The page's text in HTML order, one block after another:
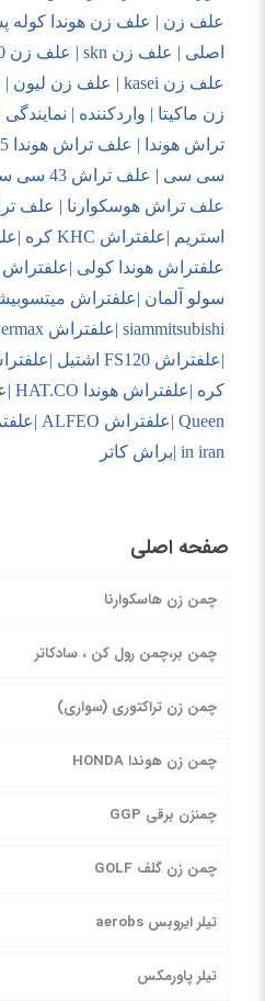
علف زن | علف زن هوندا کوله
اصلی | علف زن skn | علف زن
علف زن kasei | علف زن لیون
زن ماکیتا | واردکننده |
تراش هوندا | علف تراش هوندا
سی سی |
علف تراش هوسکوارنا | علف
استریم |علفتراش KHC
علفتراش هوندا کولی |علفتراش
سولو آلمان |علفتراش
siammitsubishi |علفتراش
|علفتراش FS120 اشتیل
کره |علفتراش هوندا HAT.CO
Queen |علفتراش ALFEO
in iran |براش کاتر
صفحه اصلی
چمن زن هاسکوارنا
چمن بر،چمن رول کن ، سادکاتر
چمن زن تراکتوری (سواری)
چمن زن هوندا HONDA
چمنزن برقی GGP
چمن زن گلف GOLF
تیلر ایروبس aerobs
تیلر پاورمکس